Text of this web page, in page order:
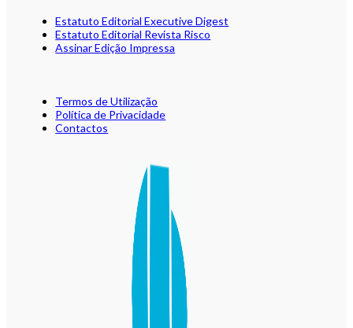
Estatuto Editorial Executive Digest
Estatuto Editorial Revista Risco
Assinar Edição Impressa
Termos de Utilização
Política de Privacidade
Contactos